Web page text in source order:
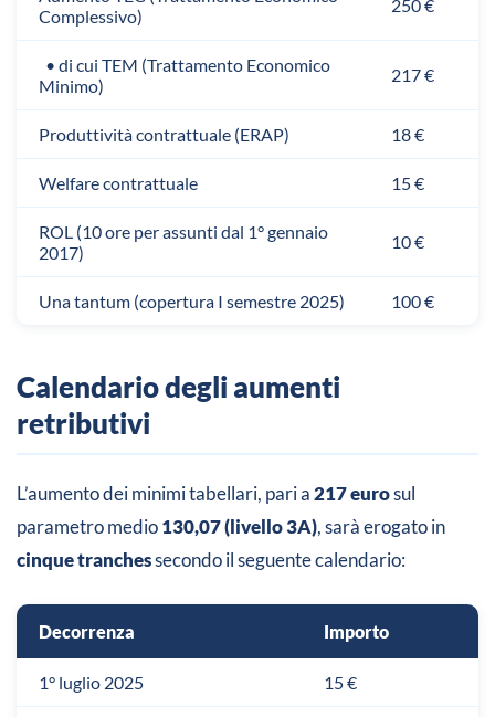
Complessivo)
250 €
• di cui TEM (Trattamento Economico
Minimo)
217 €
Produttività contrattuale (ERAP) 18 €
Welfare contrattuale 15 €
ROL (10 ore per assunti dal 1° gennaio
2017)
10 €
Una tantum (copertura I semestre 2025) 100 €
Calendario degli aumenti
retributivi
L’aumento dei minimi tabellari, pari a217 eurosul
parametro medio130,07 (livello 3A), sarà erogato in
cinque tranchessecondo il seguente calendario:
Decorrenza Importo
1° luglio 2025 15 €